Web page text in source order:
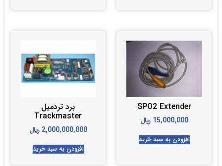
SPO2 Extender
15,000,000 ﷼
افزودن به سبد خرید
برد تردمیل
Trackmaster
2,000,000,000 ﷼
افزودن به سبد خرید